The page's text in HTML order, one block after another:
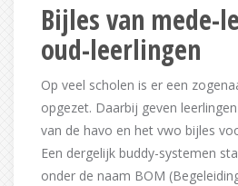
Bijles van mede-
oud-leerlingen
Op veel scholen is er een
opgezet. Daarbij geven
van de havo en het vwo bijles
Een dergelijk buddy-systemen
onder de naam BOM